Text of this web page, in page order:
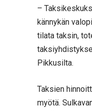
–
kännykän
tilata taksin,
Pikkusilta.
Taksien
myötä.